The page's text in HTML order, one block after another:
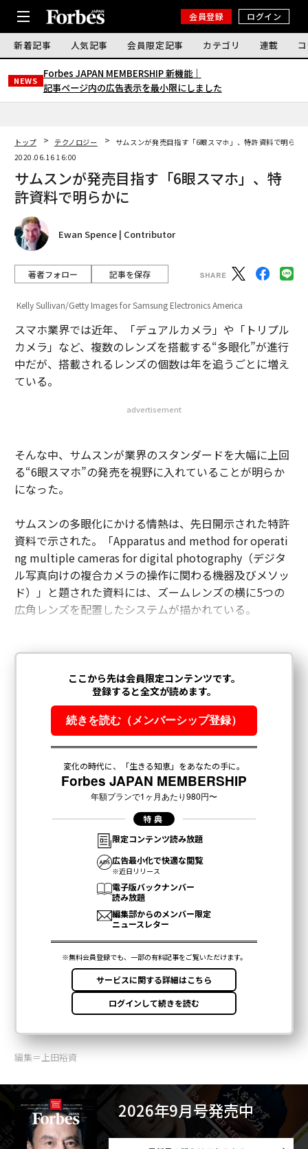
会員登録 ログイン
新着記事 人気記事 会員限定記事 カテゴリ 連載
NEWS
Forbes JAPAN MEMBERSHIP 新機能｜
記事ページ内の広告表示を最小限にしました
トップ テクノロジー
サムスンが発売目指す「6眼スマホ」、特許資料で明らか
2020.06.16 16:00
サムスンが発売目指す「6眼スマホ」、特
許資料で明らかに
Ewan Spence | Contributor
著者フォロー 記事を保存
Kelly Sullivan/Getty Images for Samsung Electronics America
スマホ業界では近年、「デュアルカメラ」や「トリプル
カメラ」など、複数のレンズを搭載する“多眼化”が進行
中だが、搭載されるレンズの個数は年を追うごとに増え
ている。
advertisement
そんな中、サムスンが業界のスタンダードを大幅に上回
る“6眼スマホ”の発売を視野に入れていることが明らか
になった。
サムスンの多眼化にかける情熱は、先日開示された特許
資料で示された。「Apparatus and method for operati
ng multiple cameras for digital photography（デジタ
ル写真向けの複合カメラの操作に関わる機器及びメソッ
ド）」と題された資料には、ズームレンズの横に5つの
広角レンズを配置したシステムが描かれている。
編集＝上田裕資
2026年9月号発売中